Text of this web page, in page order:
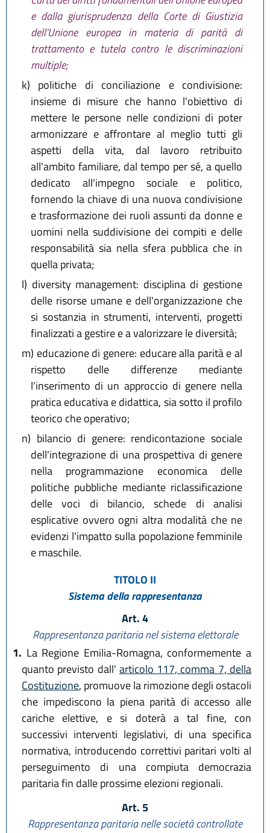
e dalla giurisprudenza della Corte di Giustizia
dell’Unione europea in materia di parità di
trattamento e tutela contro le discriminazioni
multiple;
k) politiche di conciliazione e condivisione:
insieme di misure che hanno l'obiettivo di
mettere le persone nelle condizioni di poter
armonizzare e affrontare al meglio tutti gli
aspetti della vita, dal lavoro retribuito
all'ambito familiare, dal tempo per sé, a quello
dedicato all'impegno sociale e politico,
fornendo la chiave di una nuova condivisione
e trasformazione dei ruoli assunti da donne e
uomini nella suddivisione dei compiti e delle
responsabilità sia nella sfera pubblica che in
quella privata;
l) diversity management: disciplina di gestione
delle risorse umane e dell'organizzazione che
si sostanzia in strumenti, interventi, progetti
finalizzati a gestire e a valorizzare le diversità;
m) educazione di genere: educare alla parità e al
rispetto delle differenze mediante
l'inserimento di un approccio di genere nella
pratica educativa e didattica, sia sotto il profilo
teorico che operativo;
n) bilancio di genere: rendicontazione sociale
dell'integrazione di una prospettiva di genere
nella programmazione economica delle
politiche pubbliche mediante riclassificazione
delle voci di bilancio, schede di analisi
esplicative ovvero ogni altra modalità che ne
evidenzi l'impatto sulla popolazione femminile
e maschile.
TITOLO II
Sistema della rappresentanza
Art. 4
Rappresentanza paritaria nel sistema elettorale
1. La Regione Emilia-Romagna, conformemente a
quanto previsto dall' articolo 117, comma 7, della
Costituzione, promuove la rimozione degli ostacoli
che impediscono la piena parità di accesso alle
cariche elettive, e si doterà a tal fine, con
successivi interventi legislativi, di una specifica
normativa, introducendo correttivi paritari volti al
perseguimento di una compiuta democrazia
paritaria fin dalle prossime elezioni regionali.
Art. 5
Rappresentanza paritaria nelle società controllate